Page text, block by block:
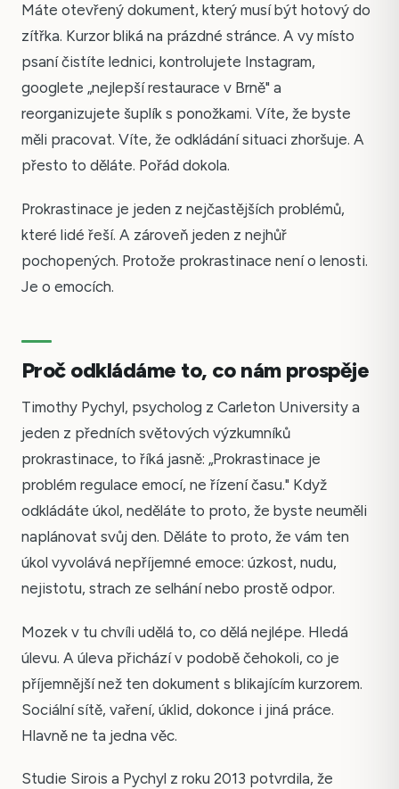
Máte otevřený dokument, který musí být hotový do
zítřka. Kurzor bliká na prázdné stránce. A vy místo
psaní čistíte lednici, kontrolujete Instagram,
googlete „nejlepší restaurace v Brně" a
reorganizujete šuplík s ponožkami. Víte, že byste
měli pracovat. Víte, že odkládání situaci zhoršuje. A
přesto to děláte. Pořád dokola.
Prokrastinace je jeden z nejčastějších problémů,
které lidé řeší. A zároveň jeden z nejhůř
pochopených. Protože prokrastinace není o lenosti.
Je o emocích.
Proč odkládáme to, co nám prospěje
Timothy Pychyl, psycholog z Carleton University a
jeden z předních světových výzkumníků
prokrastinace, to říká jasně: „Prokrastinace je
problém regulace emocí, ne řízení času." Když
odkládáte úkol, neděláte to proto, že byste neuměli
naplánovat svůj den. Děláte to proto, že vám ten
úkol vyvolává nepříjemné emoce: úzkost, nudu,
nejistotu, strach ze selhání nebo prostě odpor.
Mozek v tu chvíli udělá to, co dělá nejlépe. Hledá
úlevu. A úleva přichází v podobě čehokoli, co je
příjemnější než ten dokument s blikajícím kurzorem.
Sociální sítě, vaření, úklid, dokonce i jiná práce.
Hlavně ne ta jedna věc.
Studie Sirois a Pychyl z roku 2013 potvrdila, že